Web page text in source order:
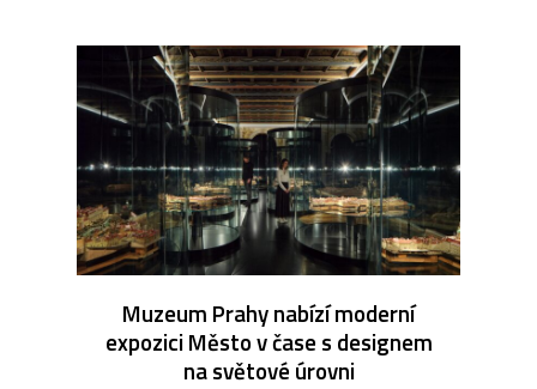
Muzeum Prahy nabízí moderní
expozici Město v čase s designem
na světové úrovni